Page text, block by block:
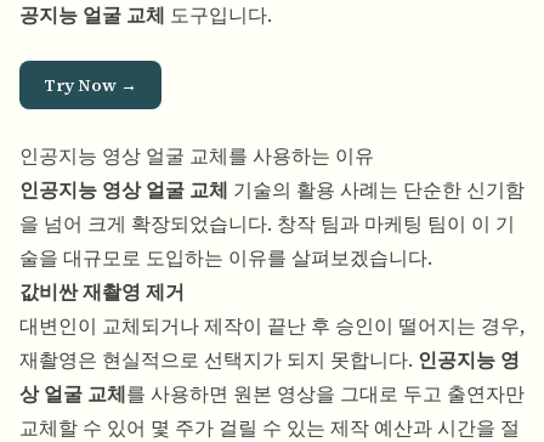
공지능 얼굴 교체 도구입니다.
Try Now →
인공지능 영상 얼굴 교체를 사용하는 이유
인공지능 영상 얼굴 교체 기술의 활용 사례는 단순한 신기함
을 넘어 크게 확장되었습니다. 창작 팀과 마케팅 팀이 이 기
술을 대규모로 도입하는 이유를 살펴보겠습니다.
값비싼 재촬영 제거
대변인이 교체되거나 제작이 끝난 후 승인이 떨어지는 경우,
재촬영은 현실적으로 선택지가 되지 못합니다. 인공지능 영
상 얼굴 교체를 사용하면 원본 영상을 그대로 두고 출연자만
교체할 수 있어 몇 주가 걸릴 수 있는 제작 예산과 시간을 절